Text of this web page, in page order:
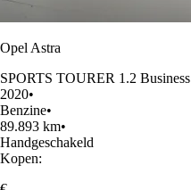
Opel Astra
SPORTS TOURER 1.2 Business
2020•
Benzine•
89.893 km•
Handgeschakeld
Kopen: